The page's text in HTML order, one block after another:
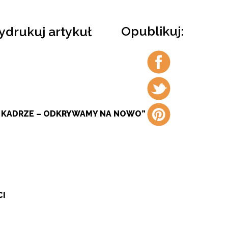
Opublikuj:
Udostępnij
na
facebook
Udostępnij
na
twitter
Udostępnij
na
pintrest
artykuł
– ODKRYWAMY NA NOWO”